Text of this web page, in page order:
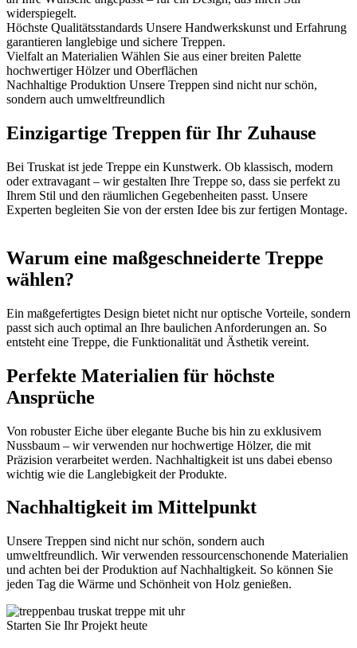
widerspiegelt.
Höchste Qualitätsstandards Unsere Handwerkskunst und Erfahrung
garantieren langlebige und sichere Treppen.
Vielfalt an Materialien Wählen Sie aus einer breiten Palette
hochwertiger Hölzer und Oberflächen
Nachhaltige Produktion Unsere Treppen sind nicht nur schön,
sondern auch umweltfreundlich
Einzigartige Treppen für Ihr Zuhause
Bei Truskat ist jede Treppe ein Kunstwerk. Ob klassisch, modern
oder extravagant – wir gestalten Ihre Treppe so, dass sie perfekt zu
Ihrem Stil und den räumlichen Gegebenheiten passt. Unsere
Experten begleiten Sie von der ersten Idee bis zur fertigen Montage.
Warum eine maßgeschneiderte Treppe
wählen?
Ein maßgefertigtes Design bietet nicht nur optische Vorteile, sondern
passt sich auch optimal an Ihre baulichen Anforderungen an. So
entsteht eine Treppe, die Funktionalität und Ästhetik vereint.
Perfekte Materialien für höchste
Ansprüche
Von robuster Eiche über elegante Buche bis hin zu exklusivem
Nussbaum – wir verwenden nur hochwertige Hölzer, die mit
Präzision verarbeitet werden. Nachhaltigkeit ist uns dabei ebenso
wichtig wie die Langlebigkeit der Produkte.
Nachhaltigkeit im Mittelpunkt
Unsere Treppen sind nicht nur schön, sondern auch
umweltfreundlich. Wir verwenden ressourcenschonende Materialien
und achten bei der Produktion auf Nachhaltigkeit. So können Sie
jeden Tag die Wärme und Schönheit von Holz genießen.
Starten Sie Ihr Projekt heute